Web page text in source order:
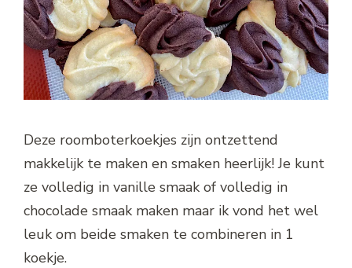
Deze roomboterkoekjes zijn ontzettend
makkelijk te maken en smaken heerlijk! Je kunt
ze volledig in vanille smaak of volledig in
chocolade smaak maken maar ik vond het wel
leuk om beide smaken te combineren in 1
koekje.